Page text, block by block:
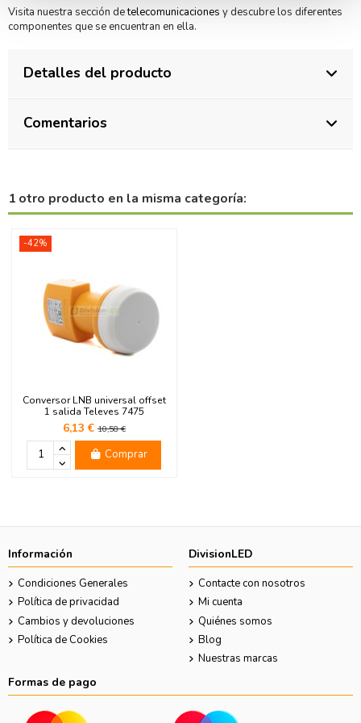
Visita nuestra sección detelecomunicaciones y descubre los diferentes
componentes que se encuentran en ella.
Detalles del producto
Comentarios
1 otro producto en la misma categoría:
-42%
Conversor LNB universal offset
1 salida Televes 7475
6,13 € 10,58 €
Comprar
Información
Condiciones Generales
Política de privacidad
Cambios y devoluciones
Política de Cookies
DivisionLED
Contacte con nosotros
Mi cuenta
Quiénes somos
Blog
Nuestras marcas
Formas de pago